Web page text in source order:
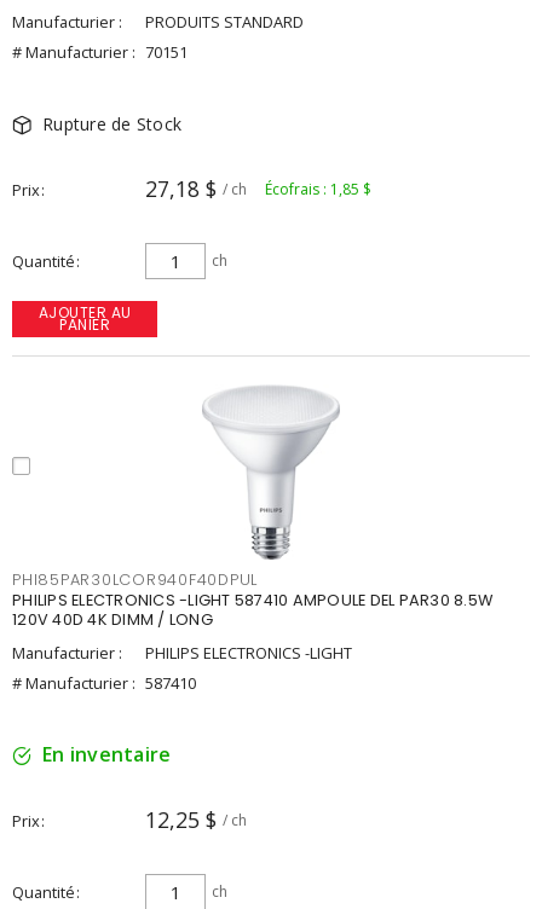
Manufacturier :
PRODUITS STANDARD
# Manufacturier : 70151
Rupture de Stock
Prix 27,18 $ / ch Écofrais : 1,85 $
Quantité ch
AJOUTER AU
PANIER
PHI85PAR30LCOR940F40DPUL
PHILIPS ELECTRONICS -LIGHT 587410 AMPOULE DEL PAR30 8.5W
120V 40D 4K DIMM / LONG
Manufacturier :
PHILIPS ELECTRONICS -LIGHT
# Manufacturier : 587410
En inventaire
Prix 12,25 $ / ch
Quantité ch